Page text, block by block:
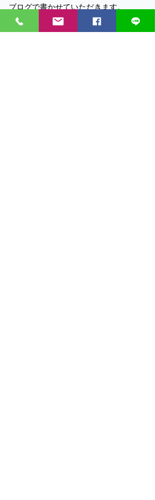
ブログで書かせていただきます。
（＝つづく）